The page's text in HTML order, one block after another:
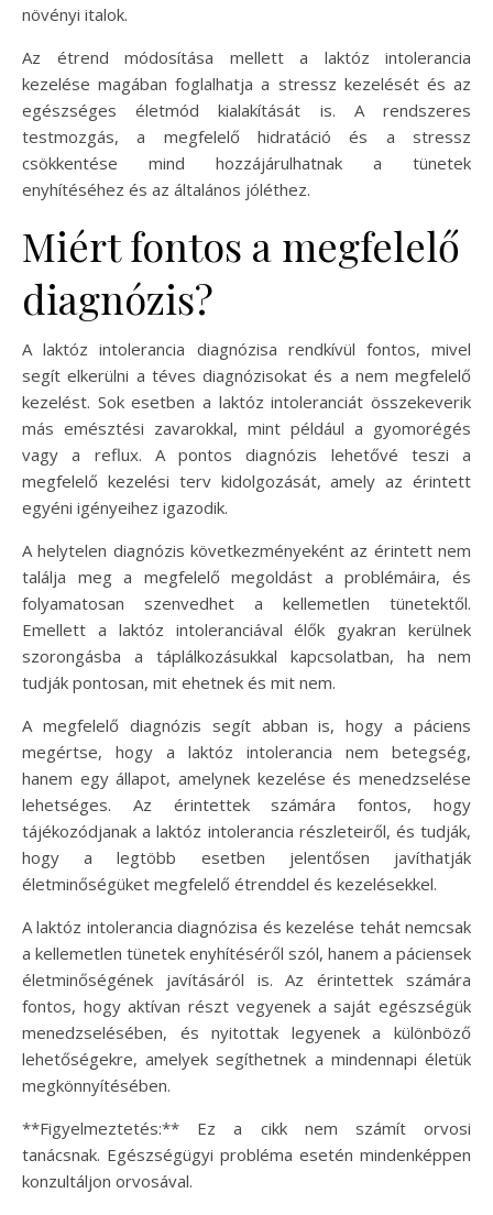
növényi italok.
Az étrend módosítása mellett a laktóz intolerancia
kezelése magában foglalhatja a stressz kezelését és az
egészséges életmód kialakítását is. A rendszeres
testmozgás, a megfelelő hidratáció és a stressz
csökkentése mind hozzájárulhatnak a tünetek
enyhítéséhez és az általános jóléthez.
Miért fontos a megfelelő
diagnózis?
A laktóz intolerancia diagnózisa rendkívül fontos, mivel
segít elkerülni a téves diagnózisokat és a nem megfelelő
kezelést. Sok esetben a laktóz intoleranciát összekeverik
más emésztési zavarokkal, mint például a gyomorégés
vagy a reflux. A pontos diagnózis lehetővé teszi a
megfelelő kezelési terv kidolgozását, amely az érintett
egyéni igényeihez igazodik.
A helytelen diagnózis következményeként az érintett nem
találja meg a megfelelő megoldást a problémáira, és
folyamatosan szenvedhet a kellemetlen tünetektől.
Emellett a laktóz intoleranciával élők gyakran kerülnek
szorongásba a táplálkozásukkal kapcsolatban, ha nem
tudják pontosan, mit ehetnek és mit nem.
A megfelelő diagnózis segít abban is, hogy a páciens
megértse, hogy a laktóz intolerancia nem betegség,
hanem egy állapot, amelynek kezelése és menedzselése
lehetséges. Az érintettek számára fontos, hogy
tájékozódjanak a laktóz intolerancia részleteiről, és tudják,
hogy a legtöbb esetben jelentősen javíthatják
életminőségüket megfelelő étrenddel és kezelésekkel.
A laktóz intolerancia diagnózisa és kezelése tehát nemcsak
a kellemetlen tünetek enyhítéséről szól, hanem a páciensek
életminőségének javításáról is. Az érintettek számára
fontos, hogy aktívan részt vegyenek a saját egészségük
menedzselésében, és nyitottak legyenek a különböző
lehetőségekre, amelyek segíthetnek a mindennapi életük
megkönnyítésében.
**Figyelmeztetés:** Ez a cikk nem számít orvosi
tanácsnak. Egészségügyi probléma esetén mindenképpen
konzultáljon orvosával.